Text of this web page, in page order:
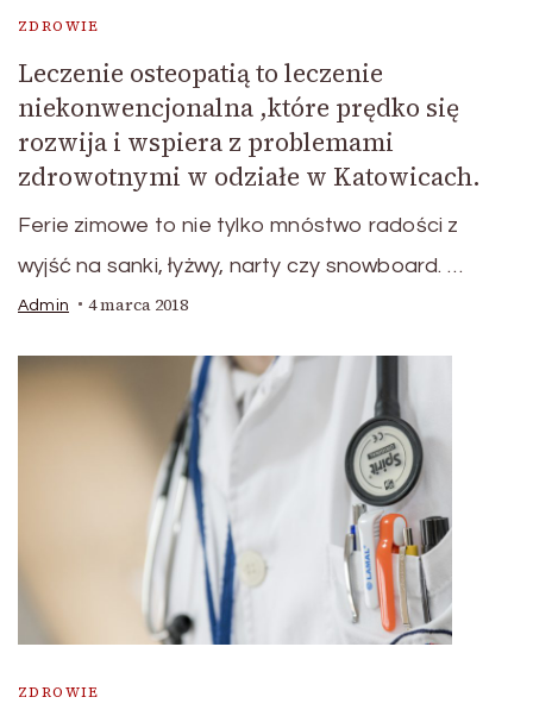
ZDROWIE
Leczenie osteopatią to leczenie
niekonwencjonalna ,które prędko się
rozwija i wspiera z problemami
zdrowotnymi w odziałe w Katowicach.
Ferie zimowe to nie tylko mnóstwo radości z
wyjść na sanki, łyżwy, narty czy snowboard. …
Admin 4 marca 2018
ZDROWIE